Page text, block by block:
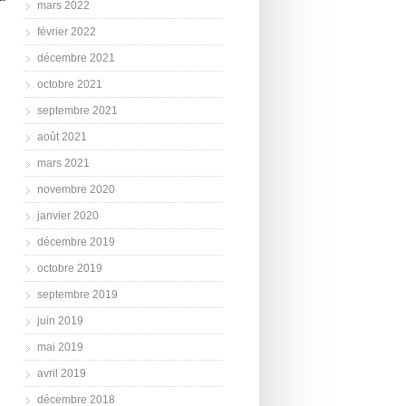
mars 2022
février 2022
décembre 2021
octobre 2021
septembre 2021
août 2021
mars 2021
novembre 2020
janvier 2020
décembre 2019
octobre 2019
septembre 2019
juin 2019
mai 2019
avril 2019
décembre 2018